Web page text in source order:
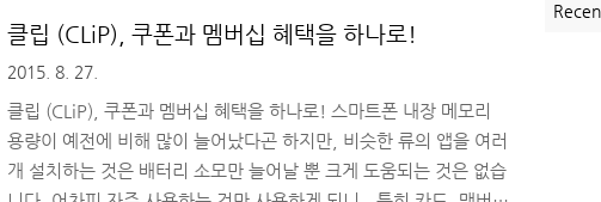
어떤 점이 마음에 들었고, 일반적으로 이 제품을 어떻게 활용하면 좋
을지에 포커스를 맞춰서 리뷰를 진행해보도록 하겠습니다. 아쉽게
도, 개인 사정으로 카메라를 외부에 갖고 다닐 수가 없게 되어서 집
에서 촬영한 이미지로만 내용을 작성하게 ..
클립 (CLiP), 쿠폰과 멤버십 혜택을 하나로!
2015. 8. 27.
클립 (CLiP), 쿠폰과 멤버십 혜택을 하나로! 스마트폰 내장 메모리
용량이 예전에 비해 많이 늘어났다곤 하지만, 비슷한 류의 앱을 여러
개 설치하는 것은 배터리 소모만 늘어날 뿐 크게 도움되는 것은 없습